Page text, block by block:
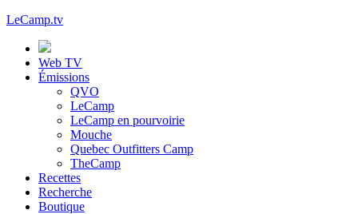
LeCamp.tv
Web TV
Émissions
QVO
LeCamp
LeCamp en pourvoirie
Mouche
Quebec Outfitters Camp
TheCamp
Recettes
Recherche
Boutique